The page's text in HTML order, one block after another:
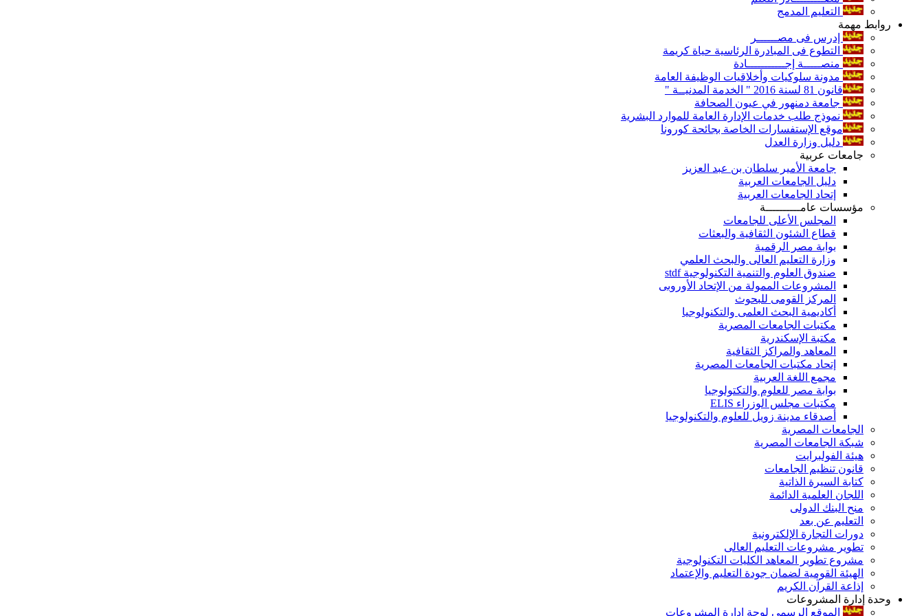
التعليم المدمج
روابط مهمة
إدرس فى مصــــــر
التطوع فى المبادرة الرئاسية حياة كريمة
منصـــــة إجـــــــــــادة
مدونة سلوكيات وأخلاقيات الوظيفة العامة
قانون 81 لسنة 2016 " الخدمة المدنيــة "
جامعة دمنهور في عيون الصحافة
نموذج طلب خدمات الإدارة العامة للموارد البشرية
موقع الإستفسارات الخاصة بجائحة كورونا
دليل وزارة العدل
جامعات عربية
جامعة الأمير سلطان بن عبد العزيز
دليل الجامعات العربية
إتحاد الجامعات العربية
مؤسسات عامــــــــــة
المجلس الأعلى للجامعات
قطاع الشئون الثقافية والبعثات
بوابة مصر الرقمية
وزارة التعليم العالى والبحث العلمي
صندوق العلوم والتنمية التكنولوجية stdf
المشروعات الممولة من الإتحاد الأوروبى
المركز القومى للبحوث
أكاديمية البحث العلمى والتكنولوجيا
مكتبات الجامعات المصرية
مكتبة الإسكندرية
المعاهد والمراكز الثقافية
إتحاد مكتبات الجامعات المصرية
مجمع اللغة العربية
بوابة مصر للعلوم والتكتولوجيا
مكتبات مجلس الوزراء ELIS
أصدقاء مدينة زويل للعلوم والتكنولوجيا
الجامعات المصرية
شبكة الجامعات المصرية
هيئة الفولبرايت
قانون تنظيم الجامعات
كتابة السيرة الذاتية
اللجان العلمية الدائمة
منح البنك الدولى
التعليم عن بعد
دورات التجارة الإلكترونية
تطوير مشروعات التعليم العالى
مشروع تطوير المعاهد الكليات التكنولوجية
الهيئة القومية لضمان جودة التعليم والإعتماد
إذاعة القرآن الكريم
وحدة إدارة المشروعات
الموقع الرسمى لوحة إدارة المشروعات